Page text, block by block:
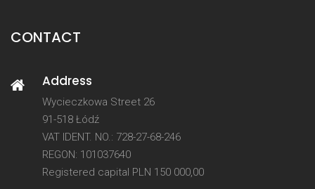
CONTACT
Address
Wycieczkowa Street 26
91-518 Łódź
VAT IDENT. NO.: 728-27-68-246
REGON: 101037640
Registered capital PLN 150 000,00